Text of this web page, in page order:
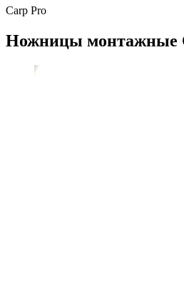
Carp Pro
Ножницы монтажные